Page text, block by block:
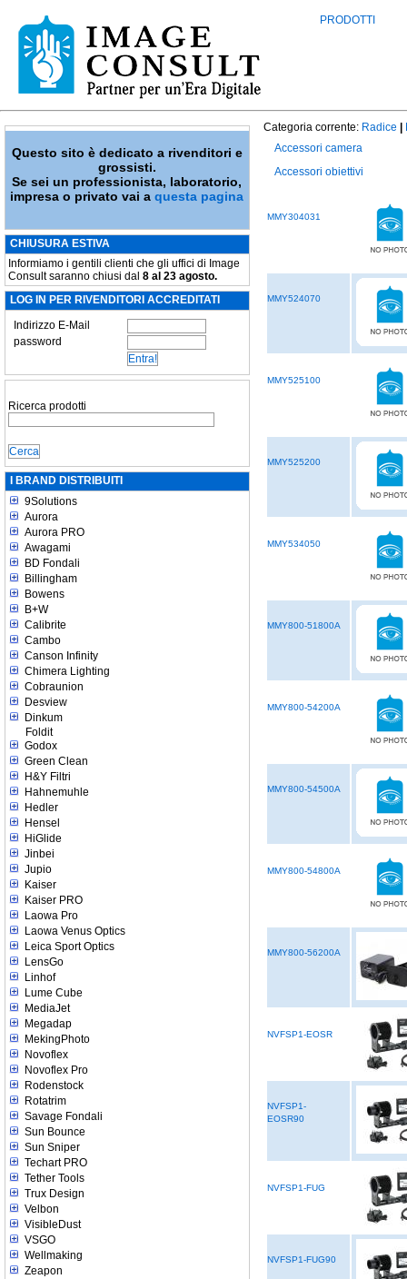
PRODOTTI
Questo sito è dedicato a rivenditori e
grossisti.
Se sei un professionista, laboratorio,
impresa o privato vai aquesta pagina
CHIUSURA ESTIVA
Informiamo i gentili clienti che gli uffici di Image
Consult saranno chiusi dal 8 al 23 agosto.
LOG IN PER RIVENDITORI ACCREDITATI
Indirizzo E-Mail
password
Ricerca prodotti
I BRAND DISTRIBUITI
9Solutions
Aurora
Aurora PRO
Awagami
BD Fondali
Billingham
Bowens
B+W
Calibrite
Cambo
Canson Infinity
Chimera Lighting
Cobraunion
Desview
Dinkum
Foldit
Godox
Green Clean
H&Y Filtri
Hahnemuhle
Hedler
Hensel
HiGlide
Jinbei
Jupio
Kaiser
Kaiser PRO
Laowa Pro
Laowa Venus Optics
Leica Sport Optics
LensGo
Linhof
Lume Cube
MediaJet
Megadap
MekingPhoto
Novoflex
Novoflex Pro
Rodenstock
Rotatrim
Savage Fondali
Sun Bounce
Sun Sniper
Techart PRO
Tether Tools
Trux Design
Velbon
VisibleDust
VSGO
Wellmaking
Zeapon
Categoria corrente: Radice
Accessori camera
Accessori obiettivi
MMY304031
MMY524070
MMY525100
MMY525200
MMY534050
MMY800-51800A
MMY800-54200A
MMY800-54500A
MMY800-54800A
MMY800-56200A
NVFSP1-EOSR
NVFSP1-
EOSR90
NVFSP1-FUG
NVFSP1-FUG90